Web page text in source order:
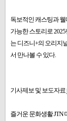
독보적인 캐스팅과
가능한 스토리로
는 디즈니+의 오리지
서 만나볼 수 있다.
기사제보 및 보도자료
즐거운 문화생활 JTN